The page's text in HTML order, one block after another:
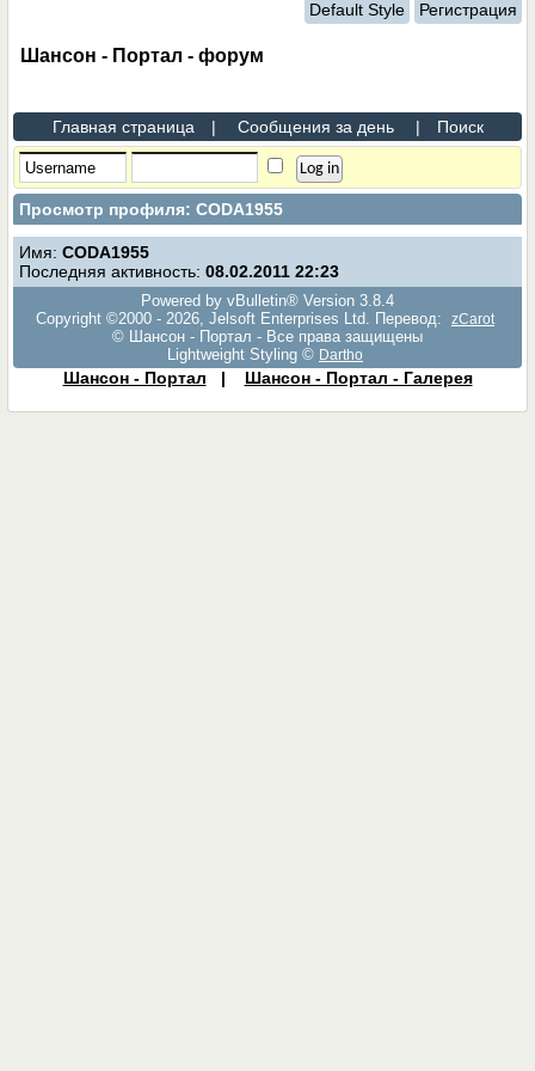
Default Style Регистрация
Шансон - Портал - форум
Главная страница | Сообщения за день | Поиск
Просмотр профиля: CODA1955
Имя:CODA1955
Последняя активность: 08.02.201122:23
Powered by vBulletin® Version 3.8.4
Copyright ©2000 - 2026, Jelsoft Enterprises Ltd. Перевод:
zCarot
© Шансон - Портал - Все права защищены
Lightweight Styling © Dartho
Шансон - Портал | Шансон - Портал - Галерея